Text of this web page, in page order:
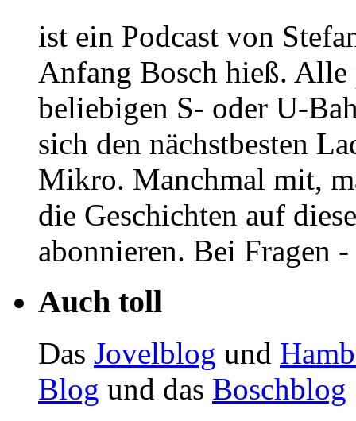
ist ein Podcast von
Anfang Bosch hieß. Alle
beliebigen S- oder U-
sich den nächstbesten
Mikro. Manchmal mit,
die Geschichten auf
abonnieren. Bei Fragen
Auch toll
Das Jovelblog und
Blog und das Boschblog